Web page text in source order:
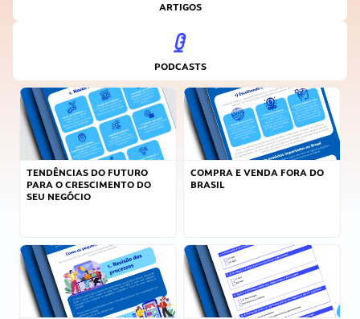
ARTIGOS
PODCASTS
TENDÊNCIAS DO FUTURO
PARA O CRESCIMENTO DO
SEU NEGÓCIO
COMPRA E VENDA FORA DO
BRASIL